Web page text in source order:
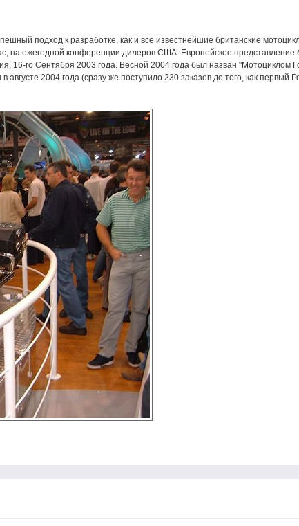
подход к разработке, как и все известнейшие британские
на ежегодной конференции дилеров США. Европейское представление
го Сентября 2003 года. Весной 2004 года был назван "Мотоциклом
2004 года (сразу же поступило 230 заказов до того, как первый